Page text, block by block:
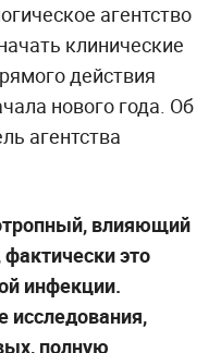
агентство
клинические
действия
нового года. Об
агентства
влияющий
это
инфекции.
исследования,
полную